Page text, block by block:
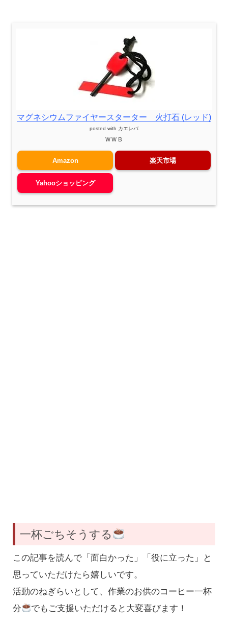
マグネシウムファイヤースターター 火打石 (レッド)
posted with カエレバ
ＷＷＢ
Amazon 楽天市場
Yahooショッピング
一杯ごちそうする
この記事を読んで「面白かった」「役に立った」と
思っていただけたら嬉しいです。
活動のねぎらいとして、作業のお供のコーヒー一杯
分
でもご支援いただけると大変喜びます！